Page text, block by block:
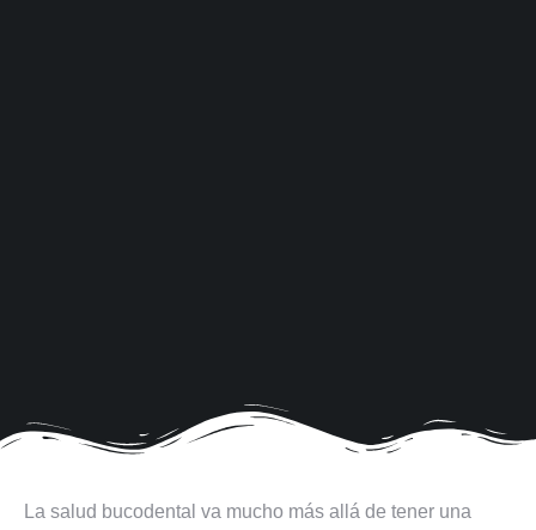
La salud bucodental va mucho más allá de tener una